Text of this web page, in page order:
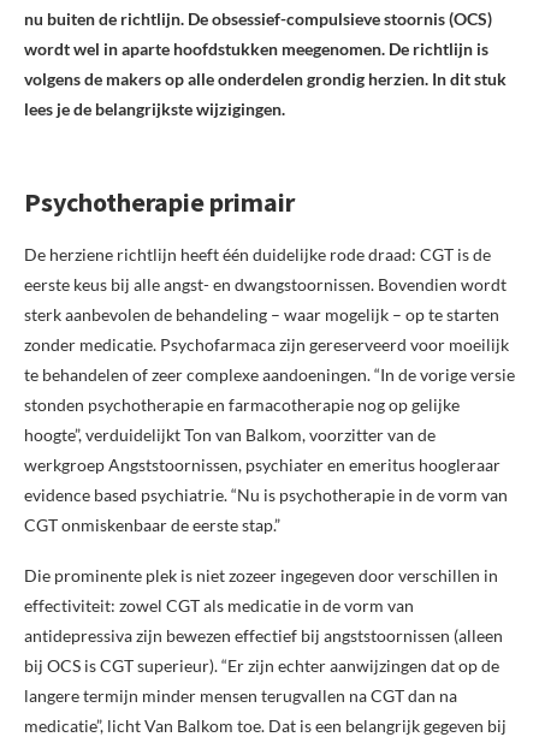
nu buiten de richtlijn. De obsessief-compulsieve stoornis (OCS)
wordt wel in aparte hoofdstukken meegenomen. De richtlijn is
volgens de makers op alle onderdelen grondig herzien. In dit stuk
lees je de belangrijkste wijzigingen.
Psychotherapie primair
De herziene richtlijn heeft één duidelijke rode draad: CGT is de
eerste keus bij alle angst- en dwangstoornissen. Bovendien wordt
sterk aanbevolen de behandeling – waar mogelijk – op te starten
zonder medicatie. Psychofarmaca zijn gereserveerd voor moeilijk
te behandelen of zeer complexe aandoeningen. “In de vorige versie
stonden psychotherapie en farmacotherapie nog op gelijke
hoogte”, verduidelijkt Ton van Balkom, voorzitter van de
werkgroep Angststoornissen, psychiater en emeritus hoogleraar
evidence based psychiatrie. “Nu is psychotherapie in de vorm van
CGT onmiskenbaar de eerste stap.”
Die prominente plek is niet zozeer ingegeven door verschillen in
effectiviteit: zowel CGT als medicatie in de vorm van
antidepressiva zijn bewezen effectief bij angststoornissen (alleen
bij OCS is CGT superieur). “Er zijn echter aanwijzingen dat op de
langere termijn minder mensen terugvallen na CGT dan na
medicatie”, licht Van Balkom toe. Dat is een belangrijk gegeven bij